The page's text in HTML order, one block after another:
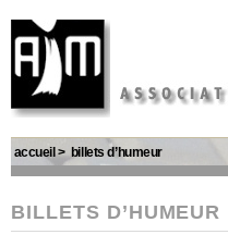
accueil > billets d’humeur
BILLETS D’HUMEUR